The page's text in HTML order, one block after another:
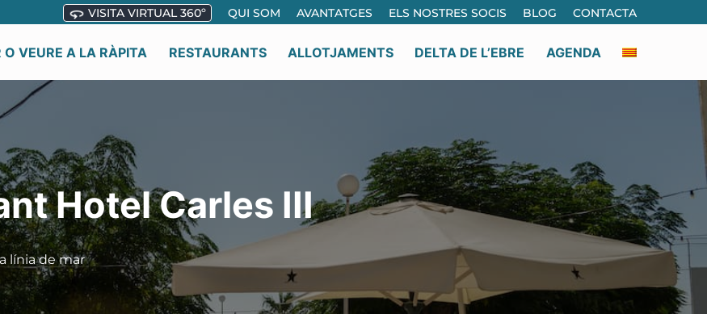
VISITA VIRTUAL 360º QUI SOM AVANTATGES ELS NOSTRES SOCIS BLOG CONTACTA
O VEURE A LA RÀPITA RESTAURANTS ALLOTJAMENTS DELTA DE L’EBRE AGENDA
Hotel Carles III
línia de mar